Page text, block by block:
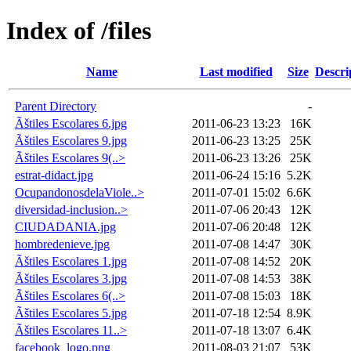
Index of /files
Name Last modified Size
Parent Directory
-
Ãštiles Escolares 6.jpg
2011-06-23 13:23
16K
Ãštiles Escolares 9.jpg
2011-06-23 13:25
25K
Ãštiles Escolares 9(..>
2011-06-23 13:26
25K
estrat-didact.jpg
2011-06-24 15:16 5.2K
OcupandonosdelaViole..>
2011-07-01 15:02 6.6K
diversidad-inclusion..>
2011-07-06 20:43
12K
CIUDADANIA.jpg
2011-07-06 20:48
12K
hombredenieve.jpg
2011-07-08 14:47
30K
Ãštiles Escolares 1.jpg
2011-07-08 14:52
20K
Ãštiles Escolares 3.jpg
2011-07-08 14:53
38K
Ãštiles Escolares 6(..>
2011-07-08 15:03
18K
Ãštiles Escolares 5.jpg
2011-07-18 12:54 8.9K
Ãštiles Escolares 11..>
2011-07-18 13:07 6.4K
facebook_logo.png
2011-08-03 21:07
53K